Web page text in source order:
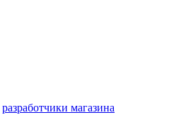
разработчики магазина